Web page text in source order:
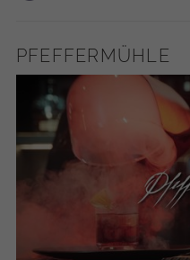
PFEFFERMÜHLE